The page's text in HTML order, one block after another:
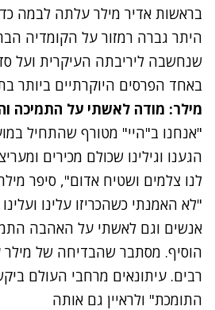
בראשות אדיר מילר עלתה לבמה
היתר גברה רמזור על הקומדיה
שנחשבה ליריבתה העיקרית ועל
באחד הפרסים היוקרתיים ביותר
מילר: מודה לאשתי על התמיכה
"אנחנו ב"היי" מטורף שהתחיל
הגענו וגילינו שכולם מכירים
לנו צלמים ושטיח אדום", סיפר
"לא האמנתי כשהכריזו עלינו
אנשים וגם לאשתי על האהבה
הוסיף. מסתבר שהבדיחה של
רבים. עיתונאים מרחבי העולם
התומכת" ולראיין גם אותה